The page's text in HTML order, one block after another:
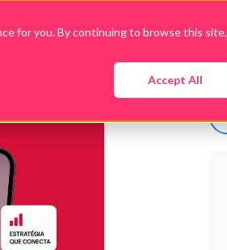
for you. By continuing to browse this site,
Accept All
Cases Conteúdo